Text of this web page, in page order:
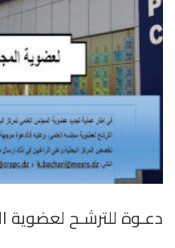
دعـوة للترشـح لعضوية